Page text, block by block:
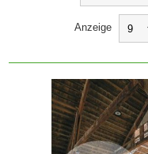
Anzeige